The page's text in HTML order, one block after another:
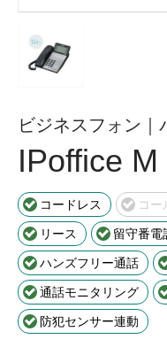
ビジネスフォン｜
IPoffice
コードレス コー
リース 留守番電
ハンズフリー通話
通話モニタリング
防犯センサー連動